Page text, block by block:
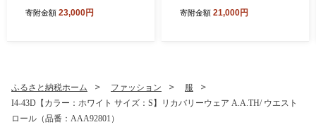
寄附金額 23,000円 寄附金額 21,000円
ふるさと納税ホーム ファッション
服
I4-43D【カラー：ホワイト サイズ：S】リカバリーウェア A.A.TH/ ウエスト
ロール（品番：AAA92801）